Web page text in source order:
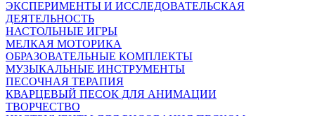
ЭКСПЕРИМЕНТЫ И ИССЛЕДОВАТЕЛЬСКАЯ
ДЕЯТЕЛЬНОСТЬ
НАСТОЛЬНЫЕ ИГРЫ
МЕЛКАЯ МОТОРИКА
ОБРАЗОВАТЕЛЬНЫЕ КОМПЛЕКТЫ
МУЗЫКАЛЬНЫЕ ИНСТРУМЕНТЫ
ПЕСОЧНАЯ ТЕРАПИЯ
КВАРЦЕВЫЙ ПЕСОК ДЛЯ АНИМАЦИИ
ТВОРЧЕСТВО